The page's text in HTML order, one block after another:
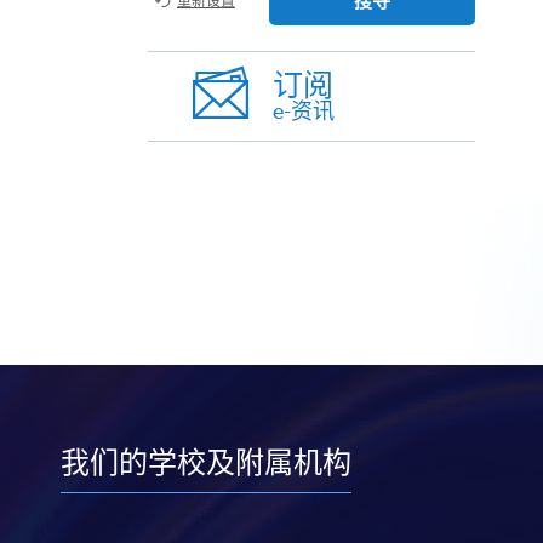
订阅
e-资讯
我们的学校及附属机构